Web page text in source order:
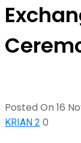
Posted On 16
KRIAN 2 0